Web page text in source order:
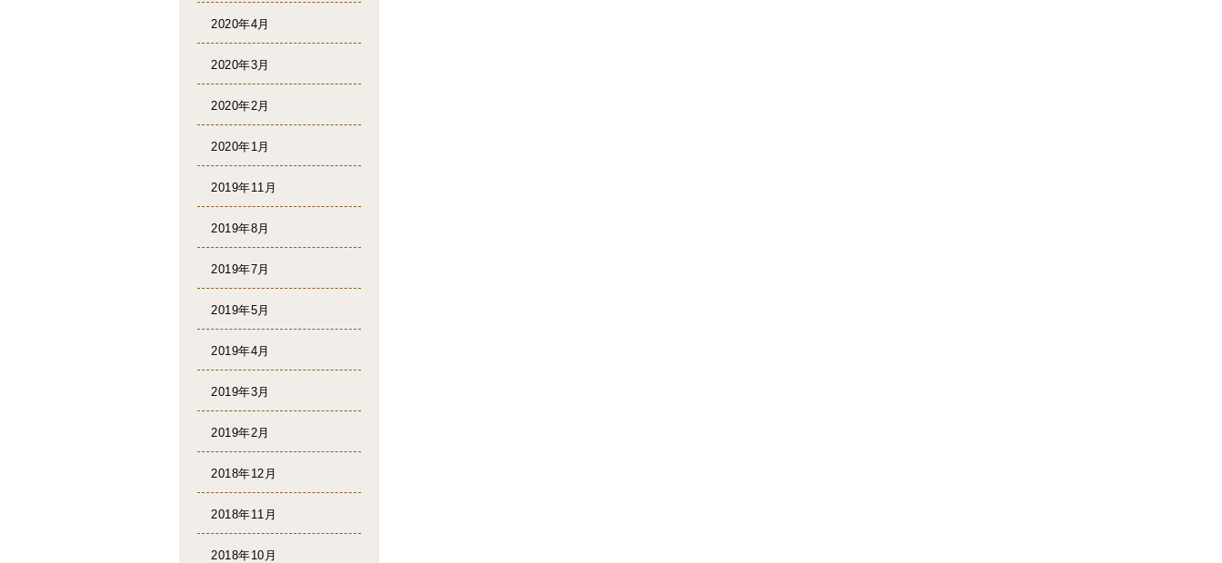
2020年4月
2020年3月
2020年2月
2020年1月
2019年11月
2019年8月
2019年7月
2019年5月
2019年4月
2019年3月
2019年2月
2018年12月
2018年11月
2018年10月